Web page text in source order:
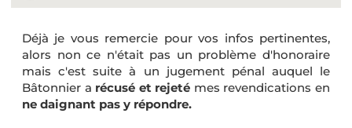
Déjà je vous remercie pour vos infos pertinentes,
alors non ce n'était pas un problème d'honoraire
mais c'est suite à un jugement pénal auquel le
Bâtonnier a récusé et rejeté mes revendications en
ne daignant pas y répondre.